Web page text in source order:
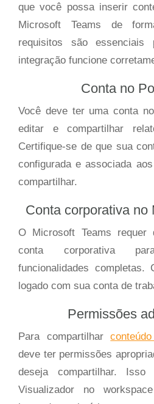
que você possa inserir
Microsoft Teams de
requisitos são
integração funcione
Conta no
Você deve ter uma conta
editar e compartilhar
Certifique-se de que sua
configurada e associada
compartilhar.
Conta corporativa no
O Microsoft Teams requer
conta corporativa
funcionalidades completas.
logado com sua conta de
Permissões
Para compartilhar
deve ter permissões
deseja compartilhar.
Visualizador no